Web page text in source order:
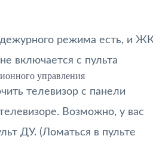
дежурного режима есть, и
включается с пульта
управления
телевизор с панели
Возможно, у вас
ДУ. (Ломаться в пульте